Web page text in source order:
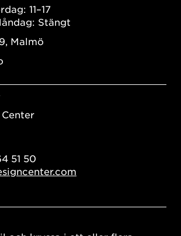
11–17
Stängt
Malmö
51 50